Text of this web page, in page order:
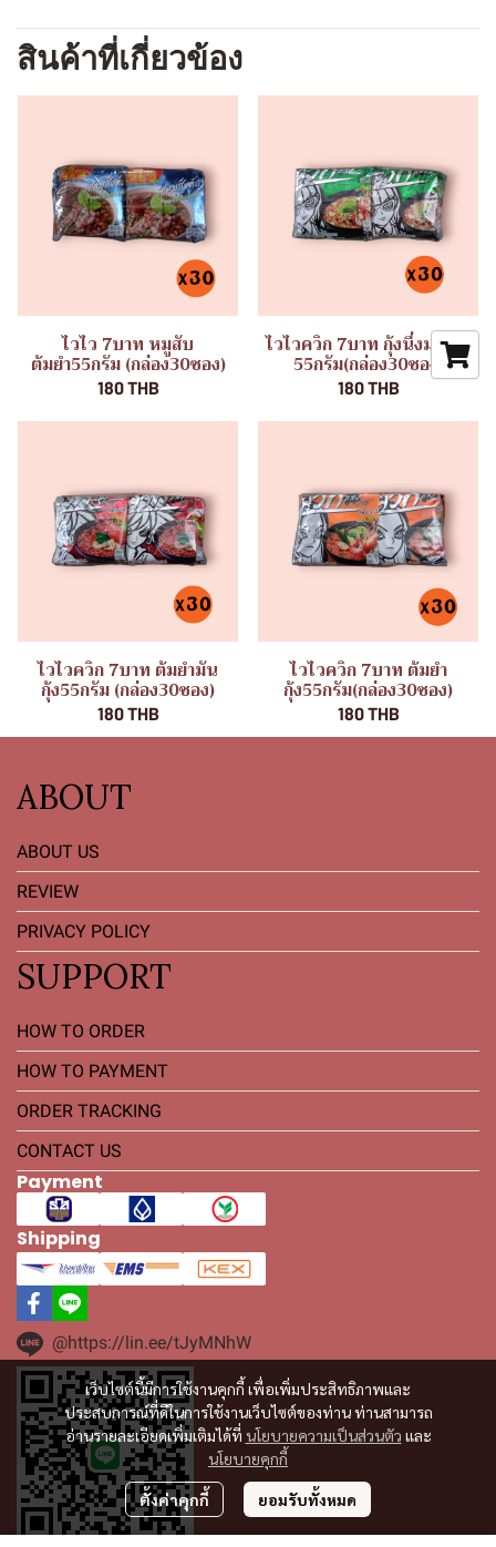
สินค้าที่เกี่ยวข้อง
ไวไว 7บาท หมูสับ
ต้มยำ55กรัม (กล่อง30ซอง)
180 THB
ไวไวควิก 7บาท กุ้งนึ่งมะนาว
55กรัม(กล่อง30ซอง)
180 THB
ไวไวควิก 7บาท ต้มยำมัน
กุ้ง55กรัม (กล่อง30ซอง)
180 THB
ไวไวควิก 7บาท ต้มยำ
กุ้ง55กรัม(กล่อง30ซอง)
180 THB
เว็บไซต์นี้มีการใช้งานคุกกี้ เพื่อเพิ่มประสิทธิภาพและ
ประสบการณ์ที่ดีในการใช้งานเว็บไซต์ของท่าน ท่านสามารถ
อ่านรายละเอียดเพิ่มเติมได้ที่ นโยบายความเป็นส่วนตัว และ
นโยบายคุกกี้
ตั้งค่าคุกกี้ ยอมรับทั้งหมด
ABOUT
ABOUT US
REVIEW
PRIVACY POLICY
SUPPORT
HOW TO ORDER
HOW TO PAYMENT
ORDER TRACKING
CONTACT US
Payment
Shipping
@https://lin.ee/tJyMNhW